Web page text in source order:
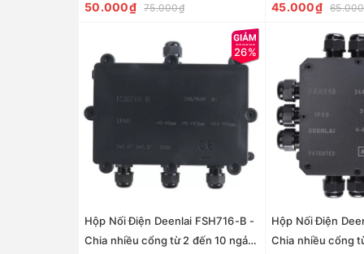
3pin Chống nước, Ngoài trời IP68
50.000₫ 75.000₫
M25..lõi 2, 3, 4, 5,
đèn led Zalaa
45.000₫
26%
Hộp Nối Điện Deenlai FSH716-B -
Chia nhiều cổng từ 2 đến 10 ngả,
Hộp Nối Điện
Chia nhiều cổng